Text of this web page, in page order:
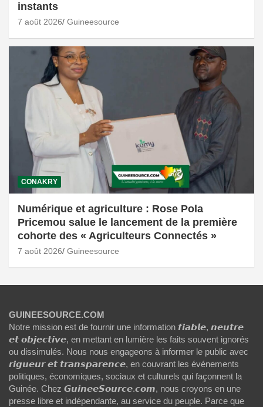
instants
7 août 2026 Guineesource
CONAKRY
Numérique et agriculture : Rose Pola
Pricemou salue le lancement de la première
cohorte des « Agriculteurs Connectés »
7 août 2026 Guineesource
GUINEESOURCE.COM
Notre mission est de fournir une information 𝙛𝙞𝙖𝙗𝙡𝙚, 𝙣𝙚𝙪𝙩𝙧𝙚
𝙚𝙩 𝙤𝙗𝙟𝙚𝙘𝙩𝙞𝙫𝙚, en mettant en lumière les faits souvent ignorés
ou dissimulés. Nous nous engageons à informer le public avec
𝙧𝙞𝙜𝙪𝙚𝙪𝙧 𝙚𝙩 𝙩𝙧𝙖𝙣𝙨𝙥𝙖𝙧𝙚𝙣𝙘𝙚, en couvrant les événements
politiques, économiques, sociaux et culturels qui façonnent la
Guinée. Chez 𝙂𝙪𝙞𝙣𝙚𝙚𝙎𝙤𝙪𝙧𝙘𝙚.𝙘𝙤𝙢, nous croyons en une
presse libre et indépendante, au service du peuple. Parce que